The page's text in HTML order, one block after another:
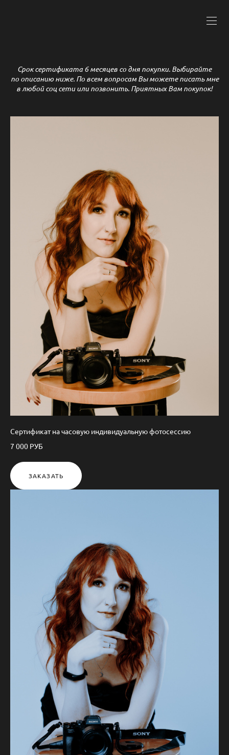
Срок сертификата 6 месяцев со дня покупки. Выбирайте
по описанию ниже. По всем вопросам Вы можете писать мне
в любой соц сети или позвонить. Приятных Вам покупок!
Сертификат на часовую индивидуальную фотосессию
7 000 РУБ
ЗАКАЗАТЬ